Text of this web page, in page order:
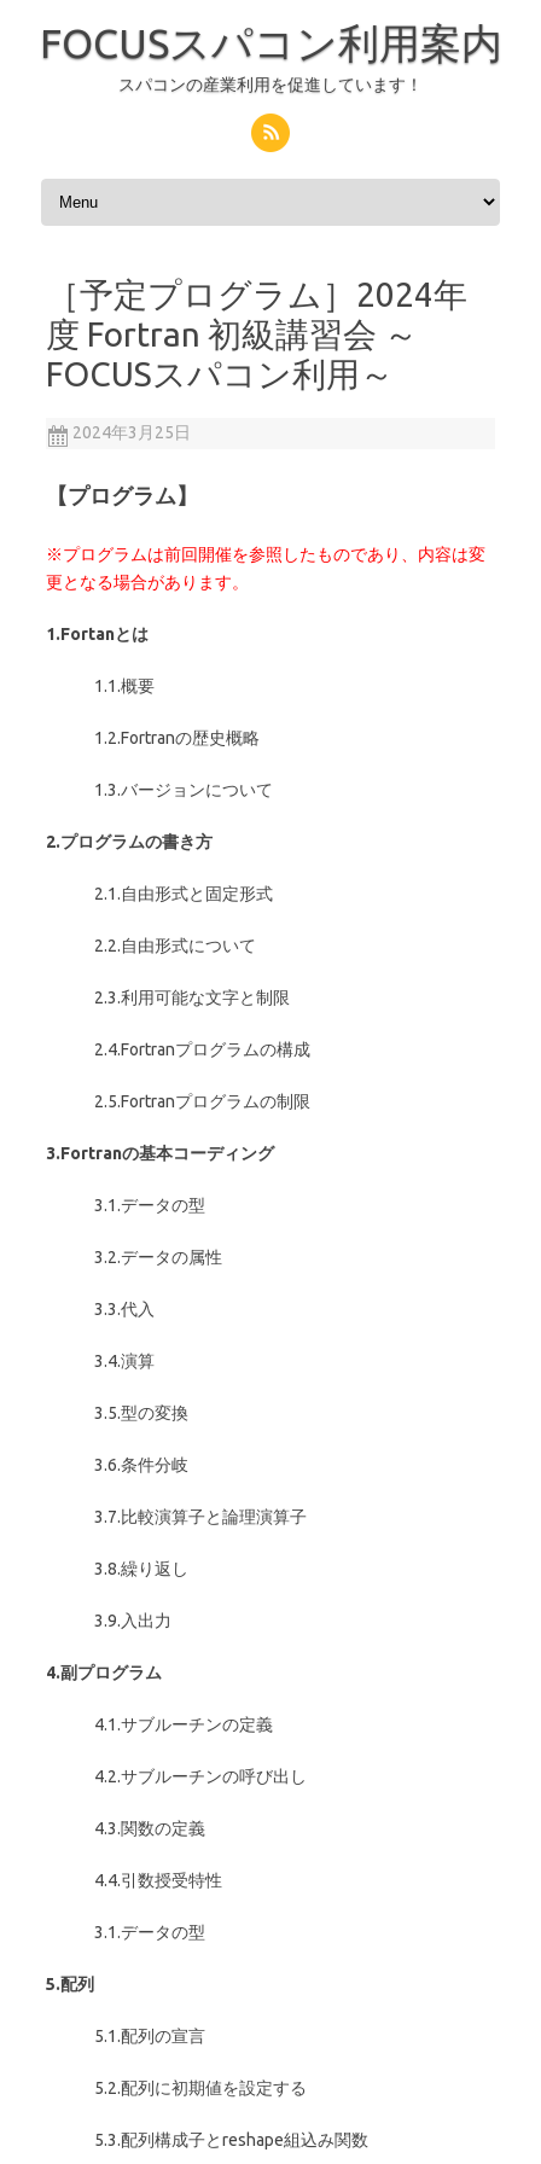
FOCUSスパコン利用案内
スパコンの産業利用を促進しています！
コンテンツへスキップ
［予定プログラム］2024年
度 Fortran 初級講習会 ～
FOCUSスパコン利用～
2024年3月25日
【プログラム】
※プログラムは前回開催を参照したものであり、内容は変
更となる場合があります。
1.Fortanとは
1.1.概要
1.2.Fortranの歴史概略
1.3.バージョンについて
2.プログラムの書き方
2.1.自由形式と固定形式
2.2.自由形式について
2.3.利用可能な文字と制限
2.4.Fortranプログラムの構成
2.5.Fortranプログラムの制限
3.Fortranの基本コーディング
3.1.データの型
3.2.データの属性
3.3.代入
3.4.演算
3.5.型の変換
3.6.条件分岐
3.7.比較演算子と論理演算子
3.8.繰り返し
3.9.入出力
4.副プログラム
4.1.サブルーチンの定義
4.2.サブルーチンの呼び出し
4.3.関数の定義
4.4.引数授受特性
3.1.データの型
5.配列
5.1.配列の宣言
5.2.配列に初期値を設定する
5.3.配列構成子とreshape組込み関数